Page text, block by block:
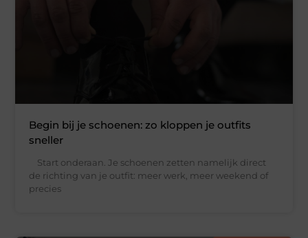
Begin bij je schoenen: zo kloppen je outfits
sneller
Start onderaan. Je schoenen zetten namelijk direct
de richting van je outfit: meer werk, meer weekend of
precies